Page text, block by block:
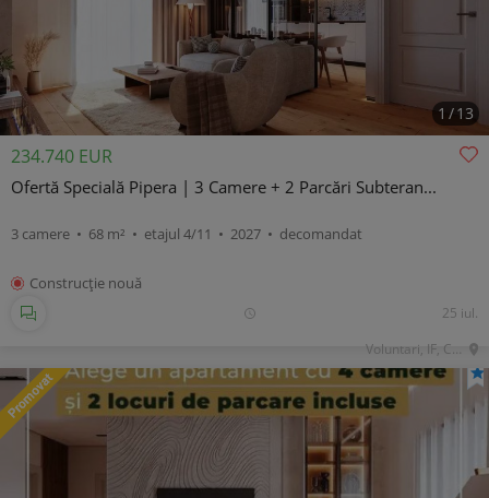
1 /13
234.740 EUR
Ofertă Specială Pipera | 3 Camere + 2 Parcări Subteran...
3 camere • 68 m² • etajul 4/11 • 2027 • decomandat
Construcţie nouă
25 iul.
Voluntari, IF, Central